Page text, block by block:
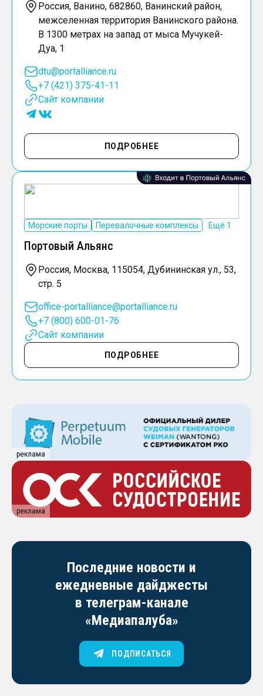
Россия, Ванино, 682860, Ванинский район,
межселенная территория Ванинского района.
В 1300 метрах на запад от мыса Мучукей-
Дуа, 1
dtu@portalliance.ru
+7 (421) 375-41-11
Сайт компании
ПОДРОБНЕЕ
Морские порты Перевалочные комплексы Ещё 1
Портовый Альянс
Россия, Москва, 115054, Дубининская ул., 53,
стр. 5
office-portalliance@portalliance.ru
+7 (800) 600-01-76
Сайт компании
ПОДРОБНЕЕ
реклама
реклама
Последние новости и
ежедневные дайджесты
в телеграм-канале
«Медиапалуба»
ПОДПИСАТЬСЯ